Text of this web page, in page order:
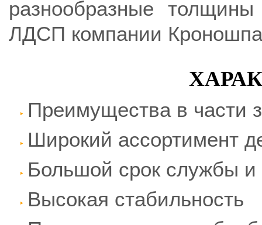
разнообразные
ЛДСП компании
Преимущества в части
Широкий ассортимент
Большой срок службы и
Высокая стабильность